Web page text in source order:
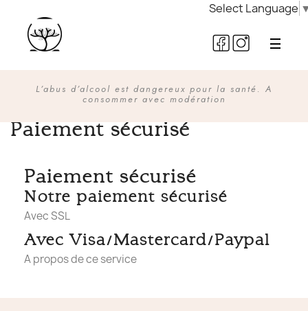
Select Language
L’abus d’alcool est dangereux pour la santé. A
consommer avec modération
Paiement sécurisé
Paiement sécurisé
Notre paiement sécurisé
Avec SSL
Avec Visa/Mastercard/Paypal
A propos de ce service